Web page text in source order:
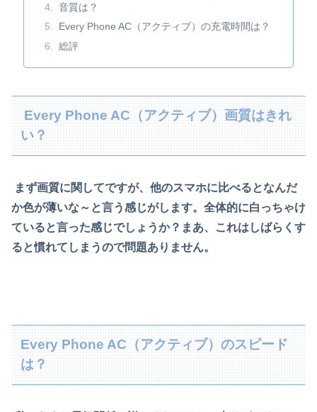
音質は？
Every Phone AC（アクティブ）の充電時間は？
総評
Every Phone AC（アクティブ）画質はきれ
い？
まず画質に関してですが、他のスマホに比べるとなんだ
か色が薄いな～と言う感じがします。 全体的に白っちゃけ
ていると言った感じでしょうか？ まあ、これはしばらくす
ると慣れてしまうので問題ありません。
Every Phone AC（アクティブ）のスピード
は？